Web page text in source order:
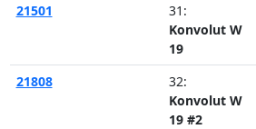
21501
31:
Konvolut W
19
21808
32:
Konvolut W
19 #2